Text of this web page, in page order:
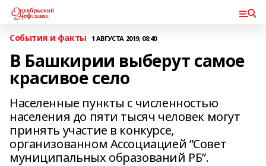
События и факты 1 АВГУСТА 2019, 08:40
В Башкирии выберут самое
красивое село
Населенные пункты с численностью
населения до пяти тысяч человек могут
принять участие в конкурсе,
организованном Ассоциацией ”Совет
муниципальных образований РБ”.